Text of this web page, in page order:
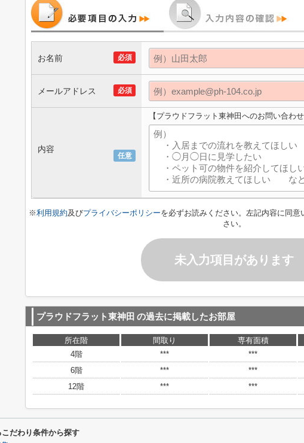
必須
お名前
必須
メールアドレス
任意
内容
【プラウドフラット東神田へのお問い合わせ
※利用規約及びプライバシーポリシーを必ずお読みください。左記内容に同
さい。
未入力項目があります
プラウドフラット東神田 の過去に掲載したお部屋
所在階 間取り 専有面積
4階
*** ***
6階
*** ***
12階
*** ***
だわり条件から探す